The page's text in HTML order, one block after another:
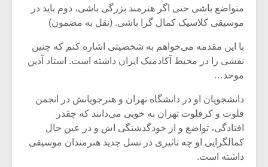
متواضع باشی حتی اگر هنرمند بزرگی باشی، دوم باید در
موسیقی کلاسیک کمال گرا باشی. (نقل به مضمون)
با این مقدمه می‌خواهم به شخصیتی اشاره کنم که چنین
نقشی را در محیط آکادمیک ایران داشته است. استاد آذین
موحد…
دانشجویان او در دانشگاه تهران و هنرجویانش در انجمن
فلوت و کرفلوت تهران به خوبی می‌دانند که چقدر
افتادگی، تواضع و از خودگذشتگی اش و در عین حال
کمالگرایی او چه تاثیری در نسل جدید هنرمندان موسیقی
داشته است.
میکلوش روژا موریس ژار